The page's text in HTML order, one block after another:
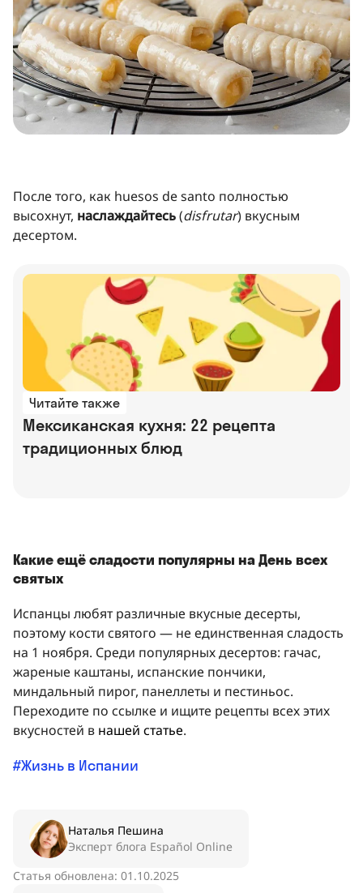
После того, как huesos de santo полностью
высохнут, наслаждайтесь(disfrutar) вкусным
десертом.
Читайте также
Мексиканская кухня: 22 рецепта
традиционных блюд
Какие ещё сладости популярны на День всех
святых
Испанцы любят различные вкусные десерты,
поэтому кости святого — не единственная сладость
на 1 ноября. Среди популярных десертов: гачас,
жареные каштаны, испанские пончики,
миндальный пирог, панеллеты и пестиньос.
Переходите по ссылке и ищите рецепты всех этих
вкусностей в нашей статье.
Жизнь в Испании
Статья обновлена: 01.10.2025
Наталья Пешина
Эксперт блога Español Online